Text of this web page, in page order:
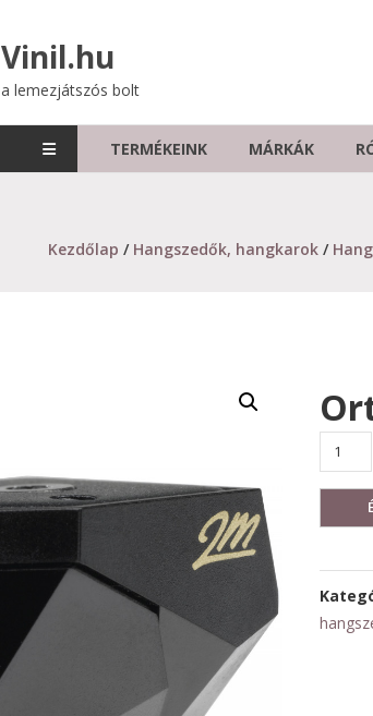
Vinil.hu
a lemezjátszós bolt
TERMÉKEINK MÁRKÁK
Kezdőlap / Hangszedők, hangkarok/
Ortofon
2M
Black